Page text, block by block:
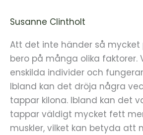
Susanne Clintholt
Att det inte händer så mycket
bero på många olika faktorer.
enskilda individer och
Ibland kan det dröja några
tappar kilona. Ibland kan det
tappar väldigt mycket fett
muskler, vilket kan betyda att
på
vågen